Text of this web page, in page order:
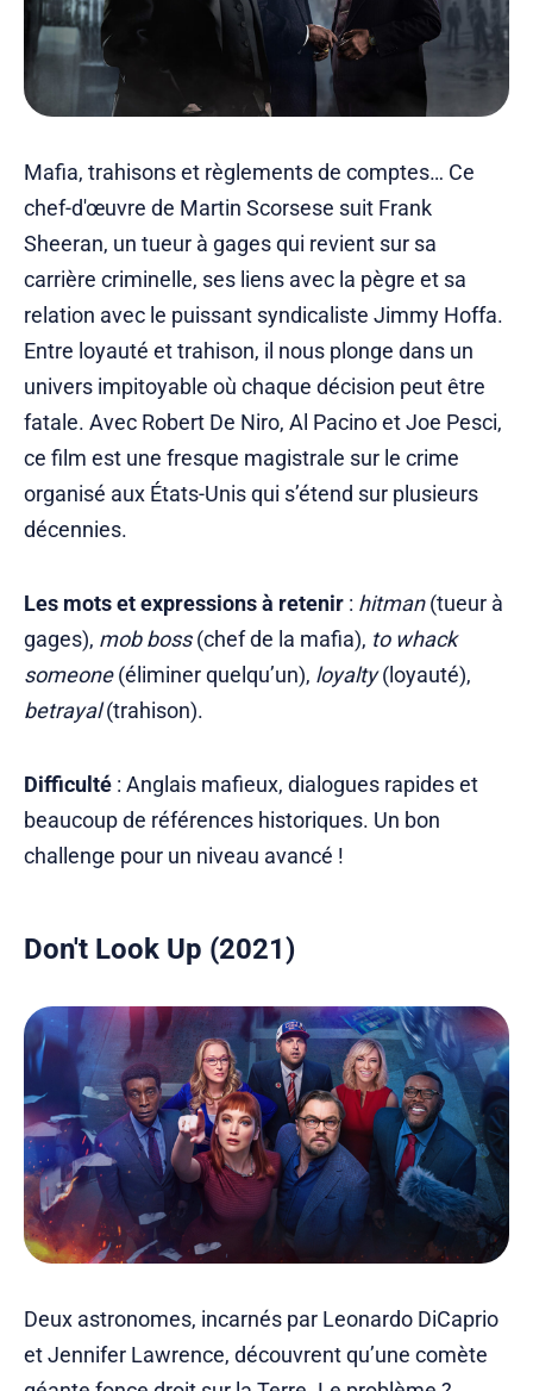
Mafia, trahisons et règlements de comptes… Ce
chef-d'œuvre de Martin Scorsese suit Frank
Sheeran, un tueur à gages qui revient sur sa
carrière criminelle, ses liens avec la pègre et sa
relation avec le puissant syndicaliste Jimmy Hoffa.
Entre loyauté et trahison, il nous plonge dans un
univers impitoyable où chaque décision peut être
fatale. Avec Robert De Niro, Al Pacino et Joe Pesci,
ce film est une fresque magistrale sur le crime
organisé aux États-Unis qui s’étend sur plusieurs
décennies.
Les mots et expressions à retenir : hitman(tueur à
gages), mob boss(chef de la mafia), to whack
someone(éliminer quelqu’un), loyalty(loyauté),
betrayal(trahison).
Difficulté : Anglais mafieux, dialogues rapides et
beaucoup de références historiques. Un bon
challenge pour un niveau avancé !
Don't Look Up (2021)
Deux astronomes, incarnés par Leonardo DiCaprio
et Jennifer Lawrence, découvrent qu’une comète